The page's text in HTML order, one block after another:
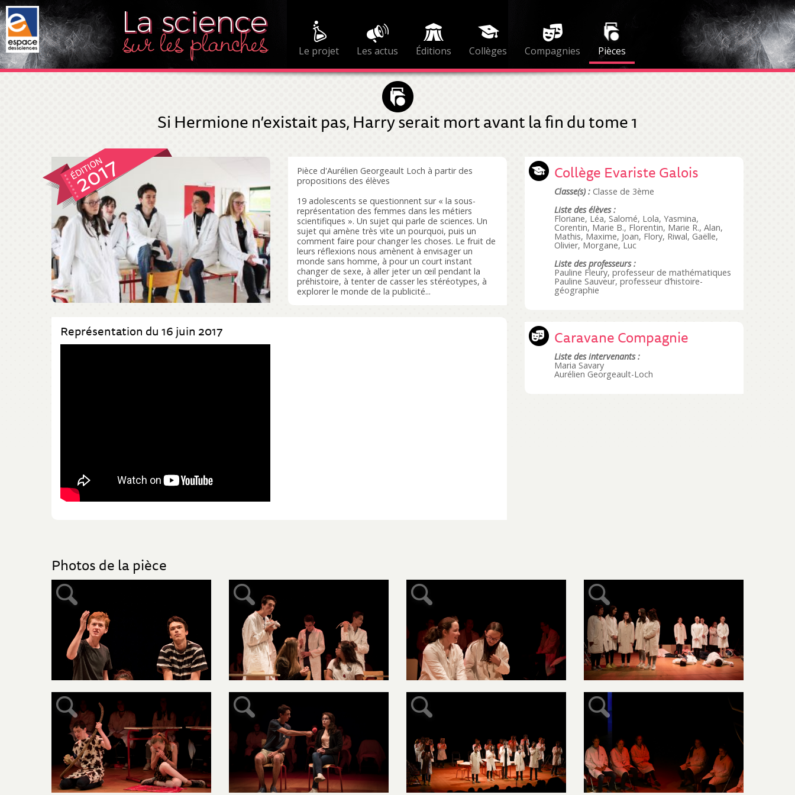
Le projet Les actus Éditions Collèges Compagnies Pièces
Si Hermione n’existait pas, Harry serait mort avant la fin du tome 1
2017
Pièce d'Aurélien Georgeault Loch à partir des
propositions des élèves
19 adolescents se questionnent sur « la sous-
représentation des femmes dans les métiers
scientifiques ». Un sujet qui parle de sciences. Un
sujet qui amène très vite un pourquoi, puis un
comment faire pour changer les choses. Le fruit de
leurs réflexions nous amènent à envisager un
monde sans homme, à pour un court instant
changer de sexe, à aller jeter un œil pendant la
préhistoire, à tenter de casser les stéréotypes, à
explorer le monde de la publicité...
Représentation du 16 juin 2017
Collège Evariste Galois
Classe(s) : Classe de 3ème
Liste des élèves :
Floriane, Léa, Salomé, Lola, Yasmina,
Corentin, Marie B., Florentin, Marie R., Alan,
Mathis, Maxime, Joan, Flory, Riwal, Gaëlle,
Olivier, Morgane, Luc
Liste des professeurs :
Pauline Fleury, professeur de mathématiques
Pauline Sauveur, professeur d’histoire-
géographie
Caravane Compagnie
Liste des intervenants :
Maria Savary
Aurélien Georgeault-Loch
Photos de la pièce